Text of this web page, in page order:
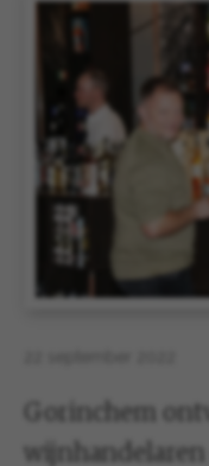
Gorinchem
wijnhandelaren